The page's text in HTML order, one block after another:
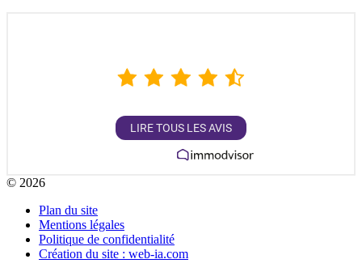
LIRE TOUS LES AVIS
© 2026
Plan du site
Mentions légales
Politique de confidentialité
Création du site : web-ia.com